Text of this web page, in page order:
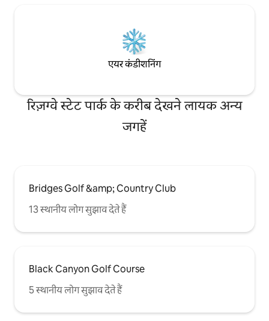
एयर कंडीशनिंग
रिज़ग्वे स्टेट पार्क के करीब देखने लायक अन्य
जगहें
Bridges Golf &amp; Country Club
13 स्थानीय लोग सुझाव देते हैं
Black Canyon Golf Course
5 स्थानीय लोग सुझाव देते हैं